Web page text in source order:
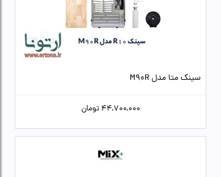
سینک متا مدل M90R
44,700,000 تومان